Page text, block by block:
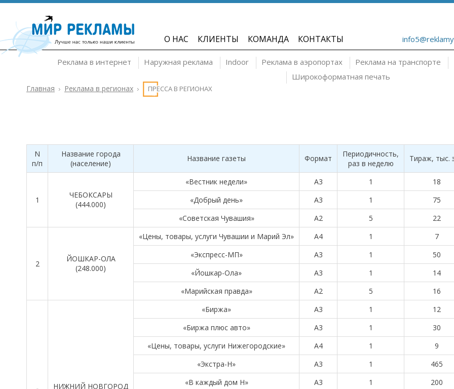
О НАС КЛИЕНТЫ КОМАНДА КОНТАКТЫ
Реклама в интернет Наружная реклама Indoor Реклама в аэропортах Реклама на транспорте
Широкоформатная печать
Главная Реклама в регионах ПРЕССА В РЕГИОНАХ
N
п/п
Название города
(население)
Название газеты Формат
Периодичность,
раз в неделю
Тираж, тыс.
1
ЧЕБОКСАРЫ
(444.000)
«Вестник недели» А3 1
18
«Добрый день»
А3 1
75
«Советская Чувашия»
А2 5 22
2
ЙОШКАР-ОЛА
(248.000)
«Цены, товары, услуги Чувашии и Марий Эл» А4 1
7
«Экспресс-МП»
А3 1
50
«Йошкар-Ола»
А3 1
14
«Марийская правда»
А2 5 16
НИЖНИЙ НОВГОРОД
«Биржа» А3 1
12
«Биржа плюс авто»
А3 1
30
«Цены, товары, услуги Нижегородские»
А4 1
9
«Экстра-Н»
А3 1
465
«В каждый дом Н»
А3 1
200